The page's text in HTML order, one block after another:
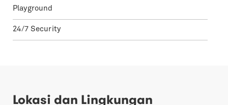
Playground
24/7 Security
Lokasi dan Lingkungan